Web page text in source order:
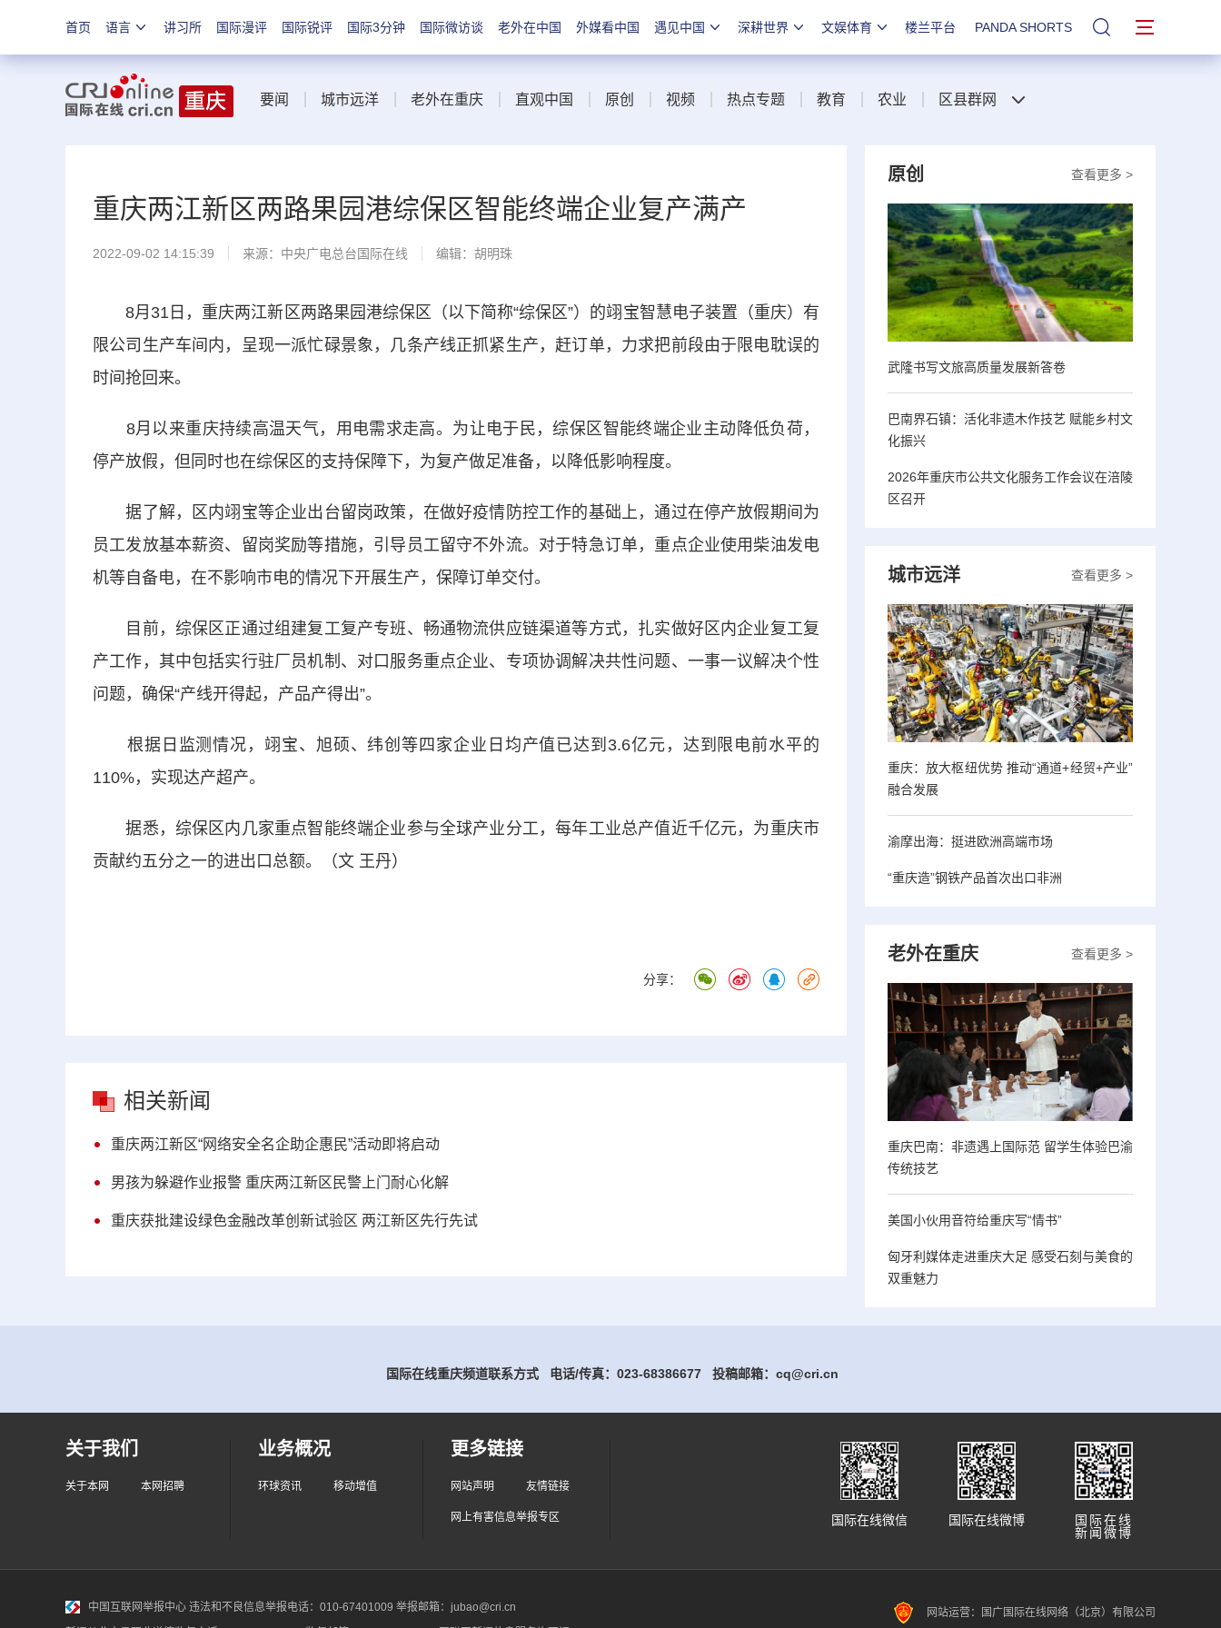
首页 语言 讲习所 国际漫评 国际锐评 国际3分钟 国际微访谈 老外在中国 外媒看中国 遇见中国 深耕世界 文娱体育 楼兰平台 PANDA SHORTS 站内搜索
要闻 城市远洋 老外在重庆 直观中国 原创 视频 热点专题 教育 农业 区县群网
重庆两江新区两路果园港综保区智能终端企业复产满产
2022-09-02 14:15:39 来源： 中央广电总台国际在线 编辑：胡明珠
8月31日，重庆两江新区两路果园港综保区（以下简称“综保区”）的翊宝智慧电子装置（重庆）有
限公司生产车间内，呈现一派忙碌景象，几条产线正抓紧生产，赶订单，力求把前段由于限电耽误的
时间抢回来。
8月以来重庆持续高温天气，用电需求走高。为让电于民，综保区智能终端企业主动降低负荷，
停产放假，但同时也在综保区的支持保障下，为复产做足准备，以降低影响程度。
据了解，区内翊宝等企业出台留岗政策，在做好疫情防控工作的基础上，通过在停产放假期间为
员工发放基本薪资、留岗奖励等措施，引导员工留守不外流。对于特急订单，重点企业使用柴油发电
机等自备电，在不影响市电的情况下开展生产，保障订单交付。
目前，综保区正通过组建复工复产专班、畅通物流供应链渠道等方式，扎实做好区内企业复工复
产工作，其中包括实行驻厂员机制、对口服务重点企业、专项协调解决共性问题、一事一议解决个性
问题，确保“产线开得起，产品产得出”。
根据日监测情况，翊宝、旭硕、纬创等四家企业日均产值已达到3.6亿元，达到限电前水平的
110%，实现达产超产。
据悉，综保区内几家重点智能终端企业参与全球产业分工，每年工业总产值近千亿元，为重庆市
贡献约五分之一的进出口总额。（文 王丹）
分享：
相关新闻
重庆两江新区“网络安全名企助企惠民”活动即将启动
男孩为躲避作业报警 重庆两江新区民警上门耐心化解
重庆获批建设绿色金融改革创新试验区 两江新区先行先试
查看更多 >
原创
武隆书写文旅高质量发展新答卷
巴南界石镇：活化非遗木作技艺 赋能乡村文
化振兴
2026年重庆市公共文化服务工作会议在涪陵
区召开
查看更多 >
城市远洋
重庆：放大枢纽优势 推动“通道+经贸+产业”
融合发展
渝摩出海：挺进欧洲高端市场
“重庆造”钢铁产品首次出口非洲
查看更多 >
老外在重庆
重庆巴南：非遗遇上国际范 留学生体验巴渝
传统技艺
美国小伙用音符给重庆写“情书”
匈牙利媒体走进重庆大足 感受石刻与美食的
双重魅力
国际在线重庆频道联系方式 电话/传真：023-68386677 投稿邮箱：cq@cri.cn
关于我们
关于本网 本网招聘
业务概况
环球资讯 移动增值
更多链接
网站声明 友情链接
网上有害信息举报专区
国际在线
新闻微博
国际在线微博
国际在线微信
中国互联网举报中心 违法和不良信息举报电话：010-67401009 举报邮箱：jubao@cri.cn
网站运营：国广国际在线网络（北京）有限公司